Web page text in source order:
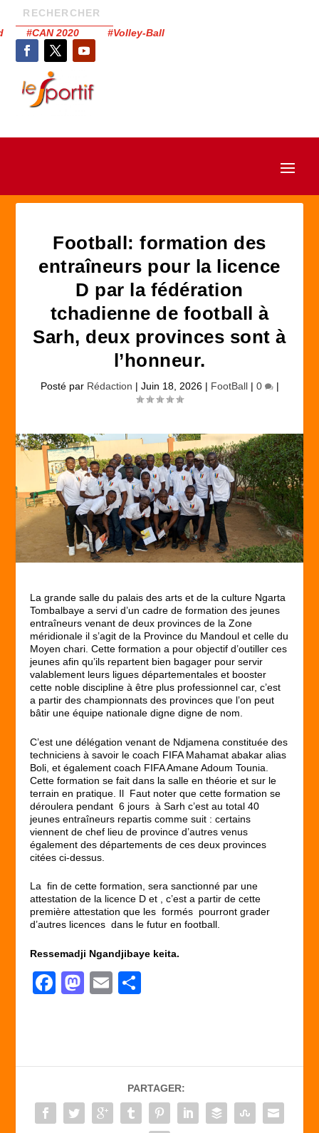
#CAN 2020 #Volley-Ball
Football: formation des
entraîneurs pour la licence
D par la fédération
tchadienne de football à
Sarh, deux provinces sont à
l’honneur.
Posté par Rédaction | Juin 18, 2026| FootBall| 0 |
La grande salle du palais des arts et de la culture Ngarta
Tombalbaye a servi d’un cadre de formation des jeunes
entraîneurs venant de deux provinces de la Zone
méridionale il s’agit de la Province du Mandoul et celle du
Moyen chari. Cette formation a pour objectif d’outiller ces
jeunes afin qu’ils repartent bien bagager pour servir
valablement leurs ligues départementales et booster
cette noble discipline à être plus professionnel car, c’est
a partir des championnats des provinces que l’on peut
bâtir une équipe nationale digne digne de nom.
C’est une délégation venant de Ndjamena constituée des
techniciens à savoir le coach FIFA Mahamat abakar alias
Boli, et également coach FIFA Amane Adoum Tounia.
Cette formation se fait dans la salle en théorie et sur le
terrain en pratique. Il Faut noter que cette formation se
déroulera pendant 6 jours à Sarh c’est au total 40
jeunes entraîneurs repartis comme suit : certains
viennent de chef lieu de province d’autres venus
également des départements de ces deux provinces
citées ci-dessus.
La fin de cette formation, sera sanctionné par une
attestation de la licence D et , c’est a partir de cette
première attestation que les formés pourront grader
d’autres licences dans le futur en football.
Ressemadji Ngandjibaye keita.
F
b
o
o
M
d
o
n
E
er
PARTAGER: